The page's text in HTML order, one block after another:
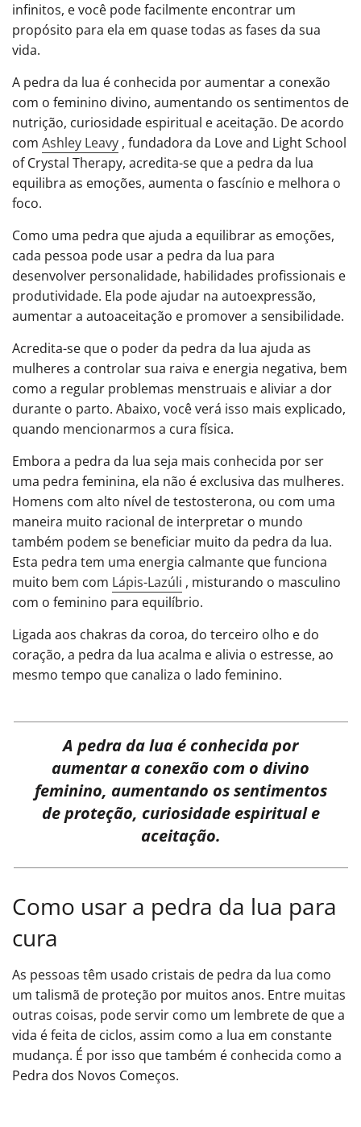
infinitos, e você pode facilmente encontrar um
propósito para ela em quase todas as fases da sua
vida.
A pedra da lua é conhecida por aumentar a conexão
com o feminino divino, aumentando os sentimentos de
nutrição, curiosidade espiritual e aceitação. De acordo
com Ashley Leavy , fundadora da Love and Light School
of Crystal Therapy, acredita-se que a pedra da lua
equilibra as emoções, aumenta o fascínio e melhora o
foco.
Como uma pedra que ajuda a equilibrar as emoções,
cada pessoa pode usar a pedra da lua para
desenvolver personalidade, habilidades profissionais e
produtividade. Ela pode ajudar na autoexpressão,
aumentar a autoaceitação e promover a sensibilidade.
Acredita-se que o poder da pedra da lua ajuda as
mulheres a controlar sua raiva e energia negativa, bem
como a regular problemas menstruais e aliviar a dor
durante o parto. Abaixo, você verá isso mais explicado,
quando mencionarmos a cura física.
Embora a pedra da lua seja mais conhecida por ser
uma pedra feminina, ela não é exclusiva das mulheres.
Homens com alto nível de testosterona, ou com uma
maneira muito racional de interpretar o mundo
também podem se beneficiar muito da pedra da lua.
Esta pedra tem uma energia calmante que funciona
muito bem com Lápis-Lazúli , misturando o masculino
com o feminino para equilíbrio.
Ligada aos chakras da coroa, do terceiro olho e do
coração, a pedra da lua acalma e alivia o estresse, ao
mesmo tempo que canaliza o lado feminino.
A pedra da lua é conhecida por
aumentar a conexão com o divino
feminino, aumentando os sentimentos
de proteção, curiosidade espiritual e
aceitação.
Como usar a pedra da lua para
cura
As pessoas têm usado cristais de pedra da lua como
um talismã de proteção por muitos anos. Entre muitas
outras coisas, pode servir como um lembrete de que a
vida é feita de ciclos, assim como a lua em constante
mudança. É por isso que também é conhecida como a
Pedra dos Novos Começos.